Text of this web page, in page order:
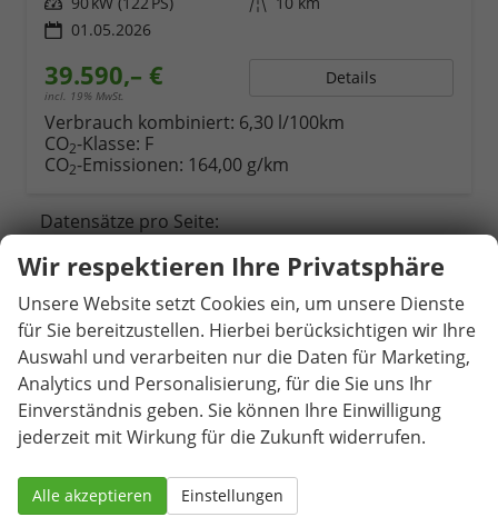
01.05.2026
39.590,– €
incl. 19% MwSt.
Details
Verbrauch kombiniert: 6,30 l/100km
CO2-Klasse: F
CO2-Emissionen: 164,00 g/km
Datensätze pro Seite:
10 20 50 100 250
Seiten:
1 2 3 4
Schnellsuche
Fahrzeugnr.
Wir respektieren Ihre Privatsphäre
Unsere Website setzt Cookies ein, um unsere Dienste
für Sie bereitzustellen. Hierbei berücksichtigen wir Ihre
Auswahl und verarbeiten nur die Daten für Marketing,
Analytics und Personalisierung, für die Sie uns Ihr
Einverständnis geben. Sie können Ihre Einwilligung
jederzeit mit Wirkung für die Zukunft widerrufen.
Alle akzeptieren Einstellungen